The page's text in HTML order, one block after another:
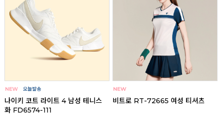
나이키 코트 라이트 4 남성 테니스
화 FD6574-111
비트로 RT-72665 여성 티셔츠